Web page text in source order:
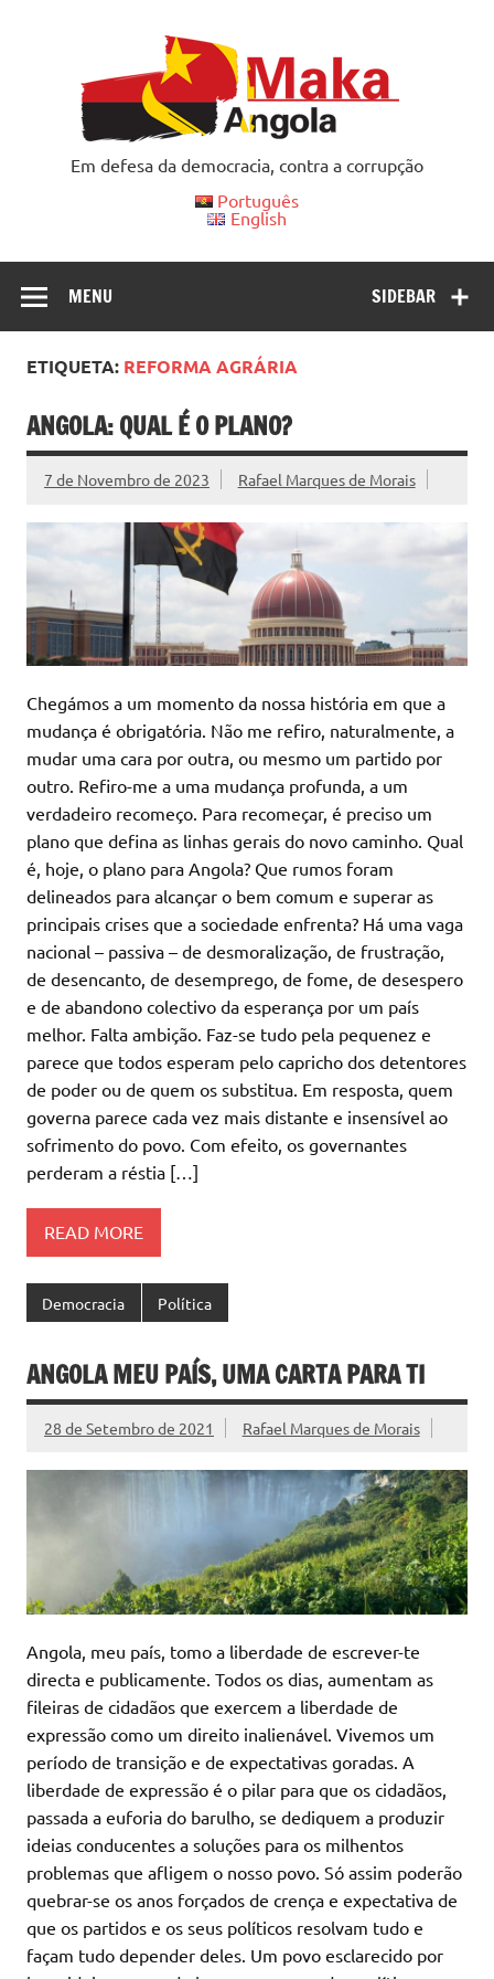
Em defesa da democracia, contra a corrupção
Português
English
SIDEBAR
MENU
ETIQUETA: REFORMA AGRÁRIA
ANGOLA: QUAL É O PLANO?
7 de Novembro de 2023 Rafael Marques de Morais
Chegámos a um momento da nossa história em que a
mudança é obrigatória. Não me refiro, naturalmente, a
mudar uma cara por outra, ou mesmo um partido por
outro. Refiro-me a uma mudança profunda, a um
verdadeiro recomeço. Para recomeçar, é preciso um
plano que defina as linhas gerais do novo caminho. Qual
é, hoje, o plano para Angola? Que rumos foram
delineados para alcançar o bem comum e superar as
principais crises que a sociedade enfrenta? Há uma vaga
nacional – passiva – de desmoralização, de frustração,
de desencanto, de desemprego, de fome, de desespero
e de abandono colectivo da esperança por um país
melhor. Falta ambição. Faz-se tudo pela pequenez e
parece que todos esperam pelo capricho dos detentores
de poder ou de quem os substitua. Em resposta, quem
governa parece cada vez mais distante e insensível ao
sofrimento do povo. Com efeito, os governantes
perderam a réstia […]
READ MORE
Democracia Política
ANGOLA MEU PAÍS, UMA CARTA PARA TI
28 de Setembro de 2021 Rafael Marques de Morais
Angola, meu país, tomo a liberdade de escrever-te
directa e publicamente. Todos os dias, aumentam as
fileiras de cidadãos que exercem a liberdade de
expressão como um direito inalienável. Vivemos um
período de transição e de expectativas goradas. A
liberdade de expressão é o pilar para que os cidadãos,
passada a euforia do barulho, se dediquem a produzir
ideias conducentes a soluções para os milhentos
problemas que afligem o nosso povo. Só assim poderão
quebrar-se os anos forçados de crença e expectativa de
que os partidos e os seus políticos resolvam tudo e
façam tudo depender deles. Um povo esclarecido por